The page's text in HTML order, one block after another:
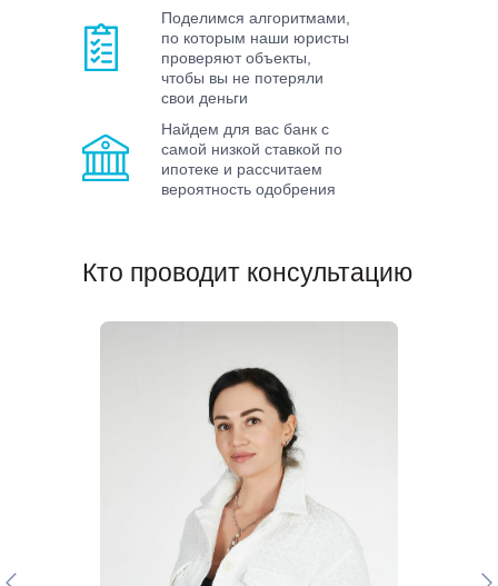
Поделимся алгоритмами,
по которым наши юристы
проверяют объекты,
чтобы вы не потеряли
свои деньги
Найдем для вас банк с
самой низкой ставкой по
ипотеке и рассчитаем
вероятность одобрения
Кто проводит консультацию